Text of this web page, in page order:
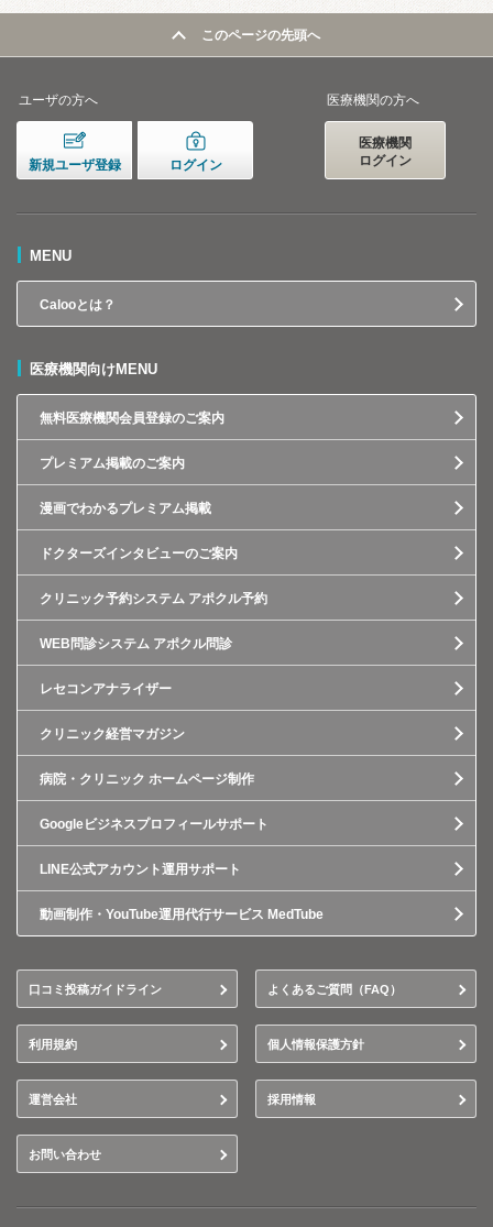
このページの先頭へ
ユーザの方へ
新規ユーザ登録 ログイン
医療機関の方へ
医療機関
ログイン
MENU
Calooとは？
医療機関向けMENU
無料医療機関会員登録のご案内
プレミアム掲載のご案内
漫画でわかるプレミアム掲載
ドクターズインタビューのご案内
クリニック予約システム アポクル予約
WEB問診システム アポクル問診
レセコンアナライザー
クリニック経営マガジン
病院・クリニック ホームページ制作
Googleビジネスプロフィールサポート
LINE公式アカウント運用サポート
動画制作・YouTube運用代行サービス MedTube
口コミ投稿ガイドライン よくあるご質問（FAQ）
利用規約 個人情報保護方針
運営会社 採用情報
お問い合わせ